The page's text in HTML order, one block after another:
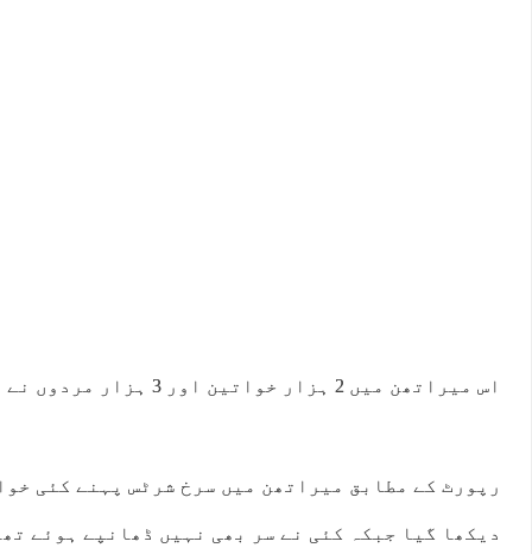
اس میراتھن میں 2 ہزار خواتین اور 3 ہزار مردوں نے الگ الگ شرکت کی۔
رپورٹ کے مطابق میراتھن میں سرخ شرٹس پہنے کئی
دیکھا گیا جبکہ کئی نے سر بھی نہیں ڈھانپے ہوئے